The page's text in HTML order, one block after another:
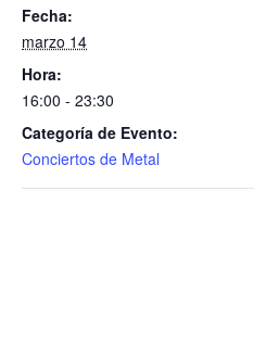
Fecha:
marzo 14
Hora:
16:00 - 23:30
Categoría de Evento:
Conciertos de Metal